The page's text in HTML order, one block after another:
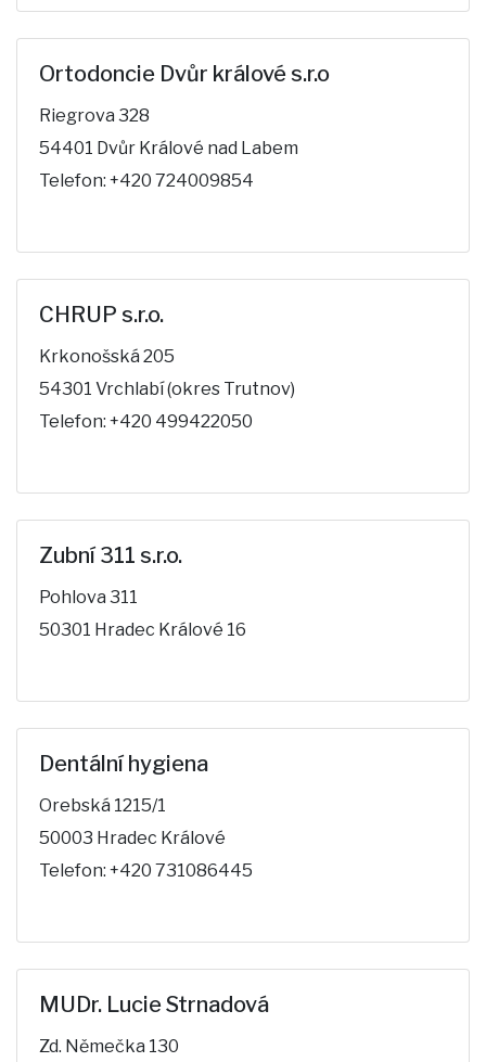
Ortodoncie Dvůr králové s.r.o
Riegrova 328
54401 Dvůr Králové nad Labem
Telefon: +420 724009854
CHRUP s.r.o.
Krkonošská 205
54301 Vrchlabí (okres Trutnov)
Telefon: +420 499422050
Zubní 311 s.r.o.
Pohlova 311
50301 Hradec Králové 16
Dentální hygiena
Orebská 1215/1
50003 Hradec Králové
Telefon: +420 731086445
MUDr. Lucie Strnadová
Zd. Němečka 130